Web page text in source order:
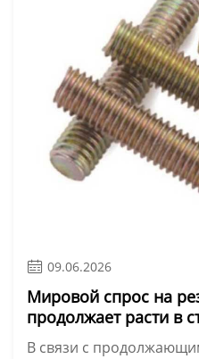
 09.06.2026
Мировой спрос на
продолжает расти в
промышленном
В связи с